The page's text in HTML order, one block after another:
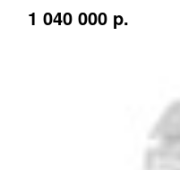
1 040 000 p.